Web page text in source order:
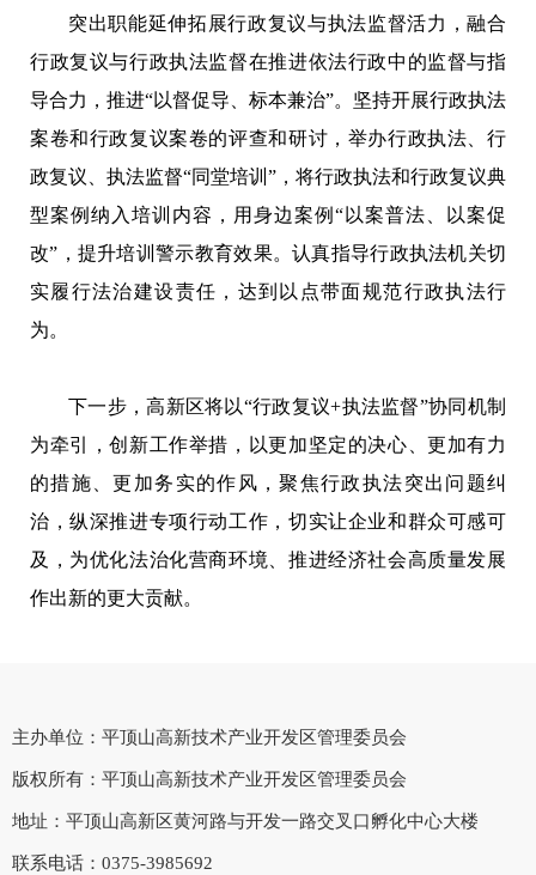
突出职能延伸拓展行政复议与执法监督活力，融合
行政复议与行政执法监督在推进依法行政中的监督与指
导合力，推进“以督促导、标本兼治”。坚持开展行政执法
案卷和行政复议案卷的评查和研讨，举办行政执法、行
政复议、执法监督“同堂培训”，将行政执法和行政复议典
型案例纳入培训内容，用身边案例“以案普法、以案促
改”，提升培训警示教育效果。认真指导行政执法机关切
实履行法治建设责任，达到以点带面规范行政执法行
为。
下一步，高新区将以“行政复议+执法监督”协同机制
为牵引，创新工作举措，以更加坚定的决心、更加有力
的措施、更加务实的作风，聚焦行政执法突出问题纠
治，纵深推进专项行动工作，切实让企业和群众可感可
及，为优化法治化营商环境、推进经济社会高质量发展
作出新的更大贡献。
主办单位：平顶山高新技术产业开发区管理委员会
版权所有：平顶山高新技术产业开发区管理委员会
地址：平顶山高新区黄河路与开发一路交叉口孵化中心大楼
联系电话：0375-3985692